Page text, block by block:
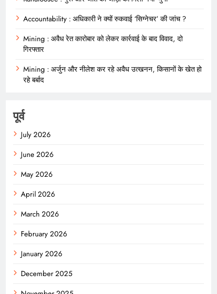
Accountability : अधिकारी ने क्यों रुकवाई ‘सिग्नेचर’ की जांच ?
Mining : अवैध रेत कारोबार को लेकर कार्रवाई के बाद विवाद, दो
गिरफ्तार
Mining : अर्जुन और नीलेश कर रहे अवैध उत्खनन, किसानों के खेत हो
रहे बर्बाद
पूर्व
July 2026
June 2026
May 2026
April 2026
March 2026
February 2026
January 2026
December 2025